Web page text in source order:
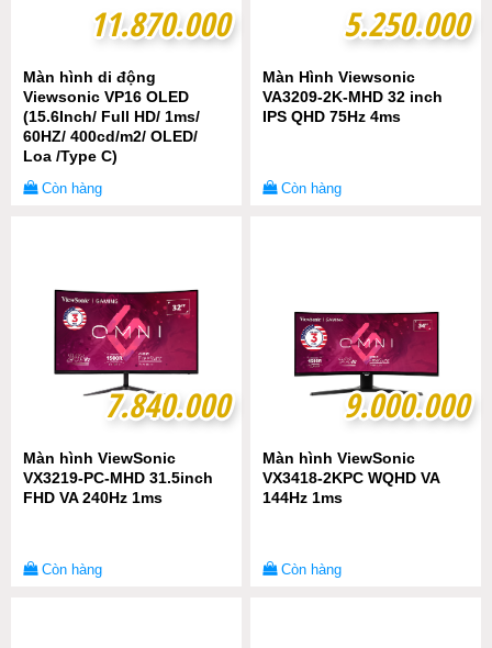
11.870.000
11.870.000
Màn hình di động
Viewsonic VP16 OLED
(15.6Inch/ Full HD/ 1ms/
60HZ/ 400cd/m2/ OLED/
Loa /Type C)
Còn hàng
5.250.000
5.250.000
Màn Hình Viewsonic
VA3209-2K-MHD 32 inch
IPS QHD 75Hz 4ms
Còn hàng
7.840.000
7.840.000
Màn hình ViewSonic
VX3219-PC-MHD 31.5inch
FHD VA 240Hz 1ms
Còn hàng
9.000.000
9.000.000
Màn hình ViewSonic
VX3418-2KPC WQHD VA
144Hz 1ms
Còn hàng